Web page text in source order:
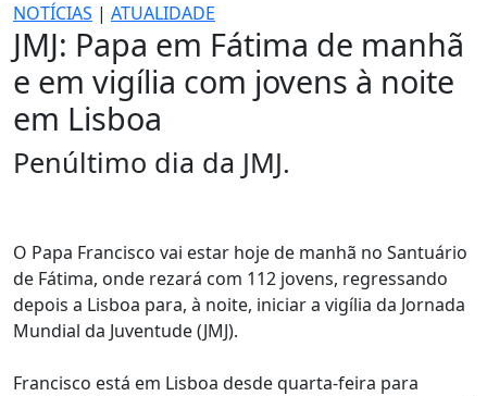
NOTÍCIAS | ATUALIDADE
JMJ: Papa em Fátima de manhã
e em vigília com jovens à noite
em Lisboa
Penúltimo dia da JMJ.
O Papa Francisco vai estar hoje de manhã no Santuário
de Fátima, onde rezará com 112 jovens, regressando
depois a Lisboa para, à noite, iniciar a vigília da Jornada
Mundial da Juventude (JMJ).
Francisco está em Lisboa desde quarta-feira para